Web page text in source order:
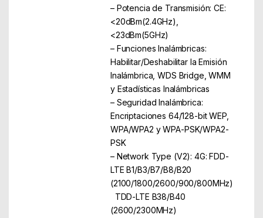
– Potencia de Transmisión: CE:
<20dBm(2.4GHz),
<23dBm(5GHz)
– Funciones Inalámbricas:
Habilitar/Deshabilitar la Emisión
Inalámbrica, WDS Bridge, WMM
y Estadísticas Inalámbricas
– Seguridad Inalámbrica:
Encriptaciones 64/128-bit WEP,
WPA/WPA2 y WPA-PSK/WPA2-
PSK
– Network Type (V2): 4G: FDD-
LTE B1/B3/B7/B8/B20
(2100/1800/2600/900/800MHz)
TDD-LTE B38/B40
(2600/2300MHz)